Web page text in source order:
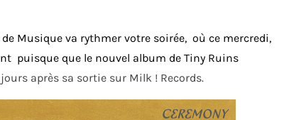
Musique va rythmer votre soirée, où ce mercredi,
puisque que le nouvel album de Tiny Ruins
après sa sortie sur Milk ! Records.